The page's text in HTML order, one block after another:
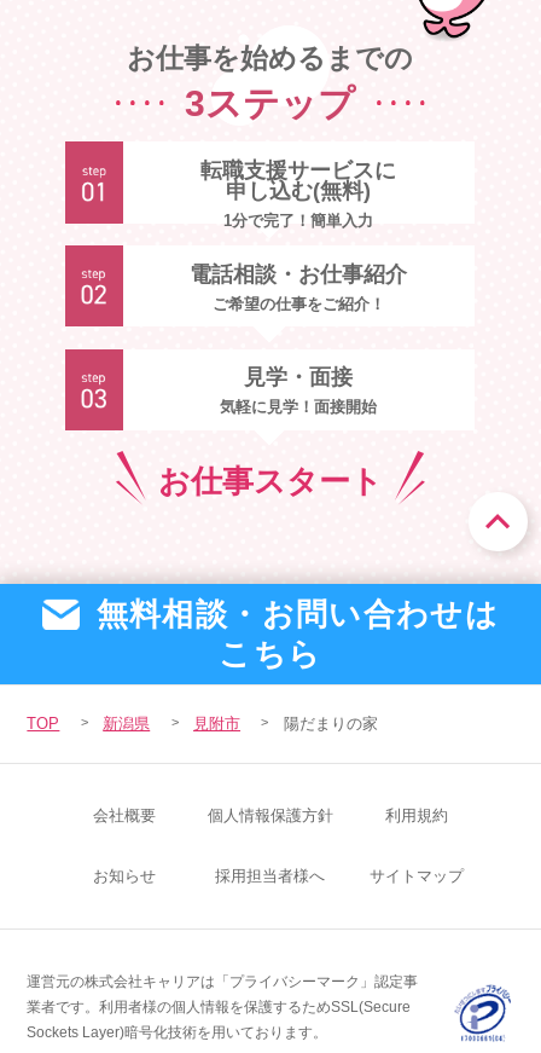
お仕事を始めるまでの
3ステップ
転職支援サービスに
申し込む(無料)
1分で完了！簡単入力
電話相談・お仕事紹介
ご希望の仕事をご紹介！
見学・面接
気軽に見学！面接開始
お仕事スタート
無料相談・お問い合わせは
こちら
TOP 新潟県 見附市 陽だまりの家
会社概要 個人情報保護方針 利用規約
お知らせ 採用担当者様へ サイトマップ
運営元の株式会社キャリアは「プライバシーマーク」認定事
業者です。利用者様の個人情報を保護するためSSL(Secure
Sockets Layer)暗号化技術を用いております。